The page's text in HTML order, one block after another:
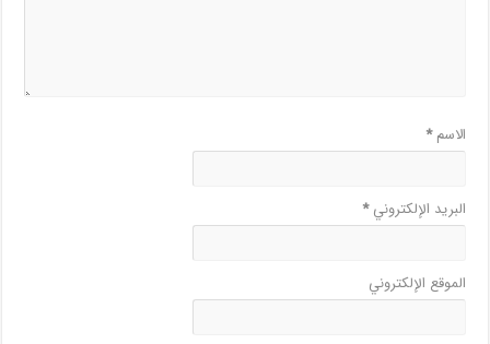
الاسم*
البريد الإلكتروني*
الموقع الإلكتروني